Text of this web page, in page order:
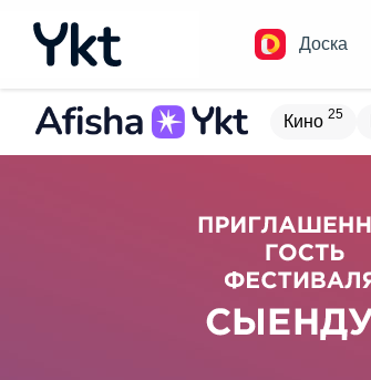
Доска
Домики
Кино 25
Встречи